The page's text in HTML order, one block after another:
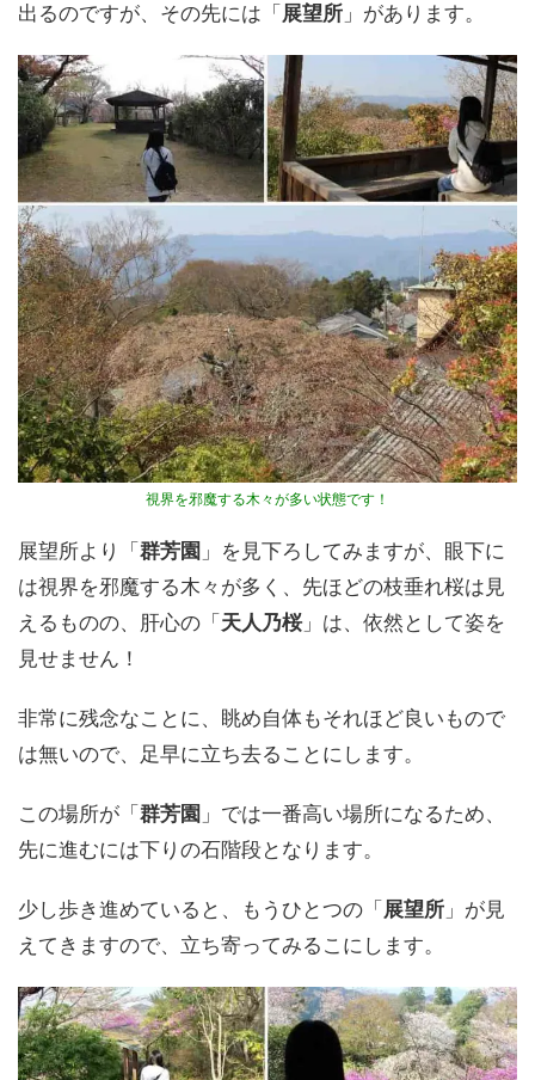
出るのですが、その先には「 展望所 」があります。
視界を邪魔する木々が多い状態です！
展望所より「群芳園 」を見下ろしてみますが、眼下に
は視界を邪魔する木々が多く、先ほどの枝垂れ桜は見
えるものの、肝心の「天人乃桜」は、依然として姿を
見せません！
非常に残念なことに、眺め自体もそれほど良いもので
は無いので、足早に立ち去ることにします。
この場所が「群芳園 」では一番高い場所になるため、
先に進むには下りの石階段となります。
少し歩き進めていると、もうひとつの「展望所 」が見
えてきますので、立ち寄ってみるこにします。